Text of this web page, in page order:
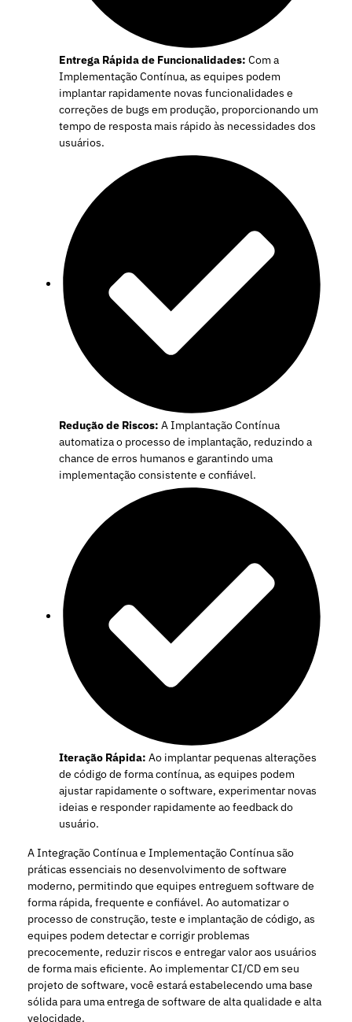
Entrega Rápida de Funcionalidades: Com a
Implementação Contínua, as equipes podem
implantar rapidamente novas funcionalidades e
correções de bugs em produção, proporcionando um
tempo de resposta mais rápido às necessidades dos
usuários.
Redução de Riscos: A Implantação Contínua
automatiza o processo de implantação, reduzindo a
chance de erros humanos e garantindo uma
implementação consistente e confiável.
Iteração Rápida: Ao implantar pequenas alterações
de código de forma contínua, as equipes podem
ajustar rapidamente o software, experimentar novas
ideias e responder rapidamente ao feedback do
usuário.
A Integração Contínua e Implementação Contínua são
práticas essenciais no desenvolvimento de software
moderno, permitindo que equipes entreguem software de
forma rápida, frequente e confiável. Ao automatizar o
processo de construção, teste e implantação de código, as
equipes podem detectar e corrigir problemas
precocemente, reduzir riscos e entregar valor aos usuários
de forma mais eficiente. Ao implementar CI/CD em seu
projeto de software, você estará estabelecendo uma base
sólida para uma entrega de software de alta qualidade e alta
velocidade.